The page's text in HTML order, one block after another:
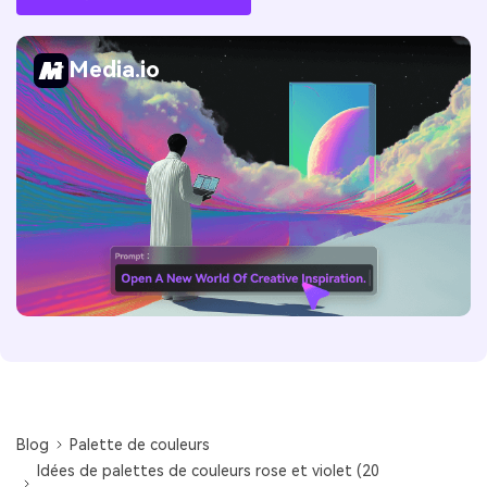
Media.io
Blog
Palette de couleurs
Idées de palettes de couleurs rose et violet (20